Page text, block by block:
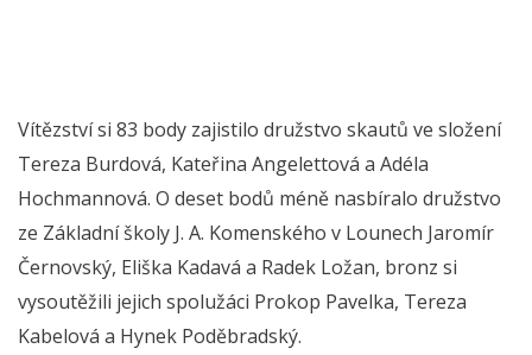
Vítězství si 83 body zajistilo družstvo skautů ve složení
Tereza Burdová, Kateřina Angelettová a Adéla
Hochmannová. O deset bodů méně nasbíralo družstvo
ze Základní školy J. A. Komenského v Lounech Jaromír
Černovský, Eliška Kadavá a Radek Ložan, bronz si
vysoutěžili jejich spolužáci Prokop Pavelka, Tereza
Kabelová a Hynek Poděbradský.